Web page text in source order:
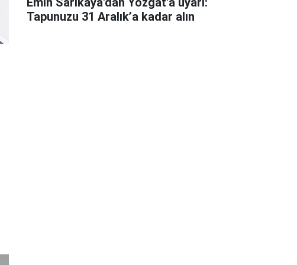
Tapunuzu 31 Aralık’a kadar alın